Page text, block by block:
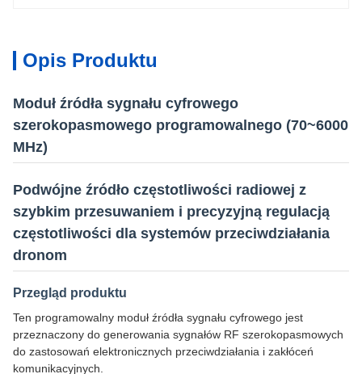
Opis Produktu
Moduł źródła sygnału cyfrowego
szerokopasmowego programowalnego (70~6000
MHz)
Podwójne źródło częstotliwości radiowej z
szybkim przesuwaniem i precyzyjną regulacją
częstotliwości dla systemów przeciwdziałania
dronom
Przegląd produktu
Ten programowalny moduł źródła sygnału cyfrowego jest
przeznaczony do generowania sygnałów RF szerokopasmowych
do zastosowań elektronicznych przeciwdziałania i zakłóceń
komunikacyjnych.